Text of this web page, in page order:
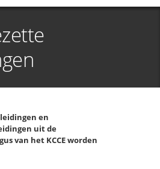
en
uit de
van het KCCE worden